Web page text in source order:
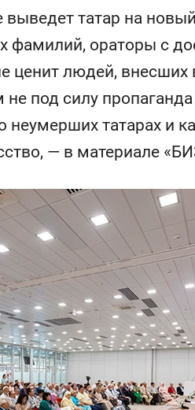
татар на
фамилий, ораторы с
ценит людей, внесших
под силу
татарах и
— в материале